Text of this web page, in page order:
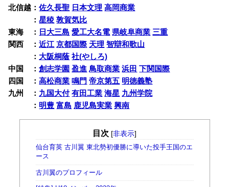
北信越：佐久長聖 日本文理 高岡商業
：星稜 敦賀気比
東海 ：
日大三島 愛工大名電 県岐阜商業 三重
関西 ：近江 京都国際 天理 智辯和歌山
： 大阪桐蔭 社(やしろ)
中国 ：創志学園 盈進 鳥取商業 浜田 下関国際
四国 ：高松商業 鳴門 帝京第五 明徳義塾
九州 ： 九国大付 有田工業 海星 九州学院
： 明豊 富島 鹿児島実業 興南
目次 [非表示]
仙台育英 古川翼 東北勢初優勝に導いた投手王国のエ
ース
古川翼のプロフィール